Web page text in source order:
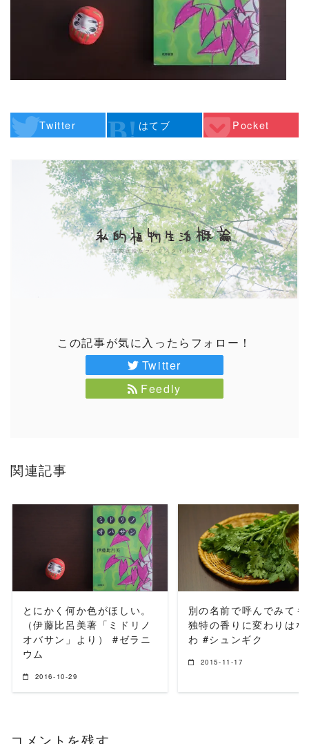
Twitter はてブ Pocket
この記事が気に入ったらフォロー！
Twitter
Feedly
関連記事
READ MORE
とにかく何か色がほしい。
（伊藤比呂美著「ミドリノ
オバサン」より） #ゼラニ
ウム
2016-10-29
READ MORE
別の名前で呼んでみても
独特の香りに変わりはな
わ #シュンギク
2015-11-17
コメントを残す